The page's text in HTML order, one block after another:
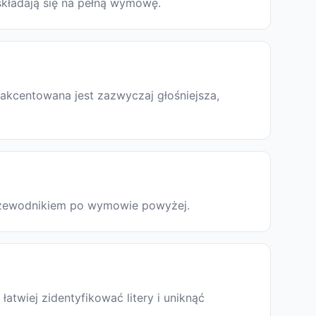
się na pełną wymowę.
jest zazwyczaj głośniejsza,
po wymowie powyżej.
zidentyfikować litery i uniknąć